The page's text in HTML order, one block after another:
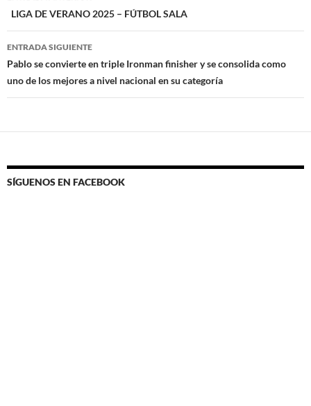
de
entradas
LIGA DE VERANO 2025 – FÚTBOL SALA
ENTRADA SIGUIENTE
Pablo se convierte en triple Ironman finisher y se consolida como
uno de los mejores a nivel nacional en su categoría
SÍGUENOS EN FACEBOOK